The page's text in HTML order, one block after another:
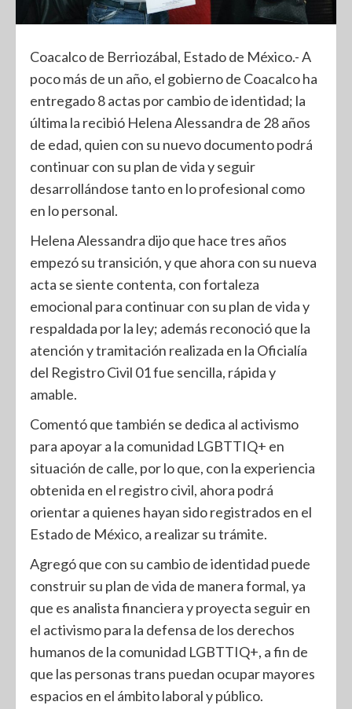
Coacalco de Berriozábal, Estado de México.- A
poco más de un año, el gobierno de Coacalco ha
entregado 8 actas por cambio de identidad; la
última la recibió Helena Alessandra de 28 años
de edad, quien con su nuevo documento podrá
continuar con su plan de vida y seguir
desarrollándose tanto en lo profesional como
en lo personal.
Helena Alessandra dijo que hace tres años
empezó su transición, y que ahora con su nueva
acta se siente contenta, con fortaleza
emocional para continuar con su plan de vida y
respaldada por la ley; además reconoció que la
atención y tramitación realizada en la Oficialía
del Registro Civil 01 fue sencilla, rápida y
amable.
Comentó que también se dedica al activismo
para apoyar a la comunidad LGBTTIQ+ en
situación de calle, por lo que, con la experiencia
obtenida en el registro civil, ahora podrá
orientar a quienes hayan sido registrados en el
Estado de México, a realizar su trámite.
Agregó que con su cambio de identidad puede
construir su plan de vida de manera formal, ya
que es analista financiera y proyecta seguir en
el activismo para la defensa de los derechos
humanos de la comunidad LGBTTIQ+, a fin de
que las personas trans puedan ocupar mayores
espacios en el ámbito laboral y público.